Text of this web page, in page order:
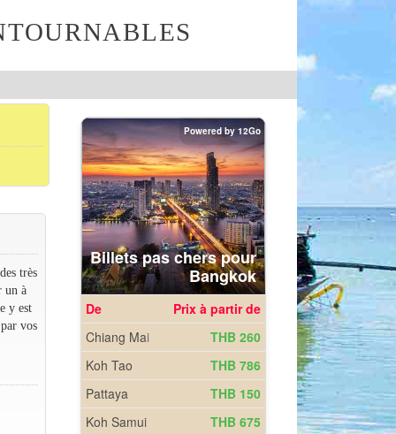
très
un à
y est
vos